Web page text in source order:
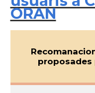
ORAN
proposades